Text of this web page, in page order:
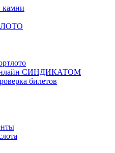
камни
СИНДИКАТОМ
билетов